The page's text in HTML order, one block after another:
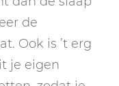
de
Ook is ’t erg
je eigen